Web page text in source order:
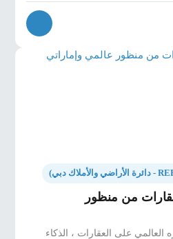
من منظور
العالمي على العقارات ، الذكاء